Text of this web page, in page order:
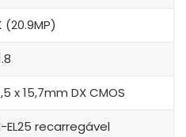
(20.9MP)
x 15,7mm DX CMOS
EL25 recarregável